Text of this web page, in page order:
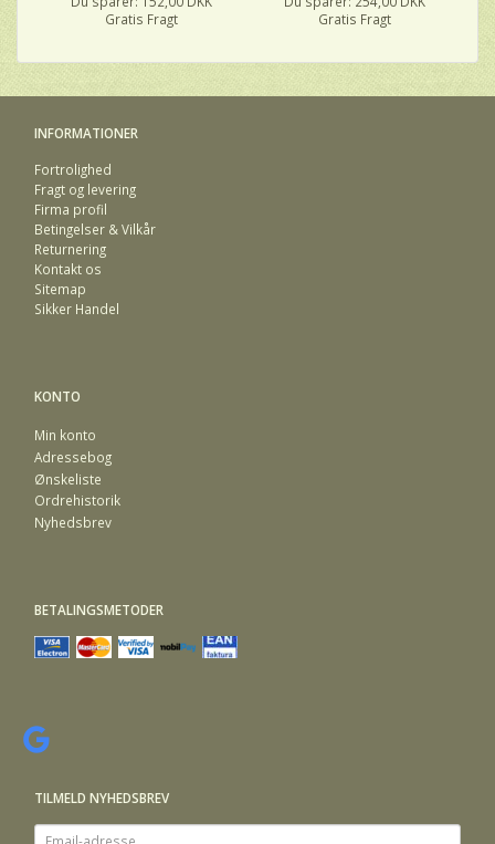
Gratis Fragt
Gratis Fragt
INFORMATIONER
Fortrolighed
Fragt og levering
Firma profil
Betingelser & Vilkår
Returnering
Kontakt os
Sitemap
Sikker Handel
KONTO
Min konto
Adressebog
Ønskeliste
Ordrehistorik
Nyhedsbrev
BETALINGSMETODER
TILMELD NYHEDSBREV
Email-